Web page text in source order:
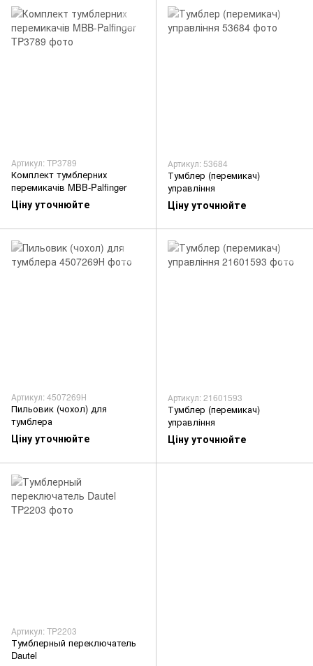
Артикул: TP3789
Комплект тумблерних
перемикачів MBB-Palfinger
Ціну уточнюйте
Артикул: 53684
Тумблер (перемикач)
управління
Ціну уточнюйте
Артикул: 4507269Н
Пильовик (чохол) для
тумблера
Ціну уточнюйте
Артикул: 21601593
Тумблер (перемикач)
управління
Ціну уточнюйте
Артикул: TP2203
Тумблерный переключатель
Dautel